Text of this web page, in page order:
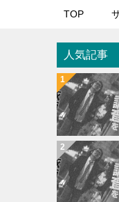
TOP
人気記事